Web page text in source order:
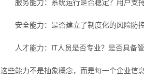
服务能力 ：系统运行是否稳定？用户支
安全能力 ：是否建立了制度化的风险防
人才能力 ：IT人员是否专业？是否具备
这些能力不是抽象概念，而是每一个企业信